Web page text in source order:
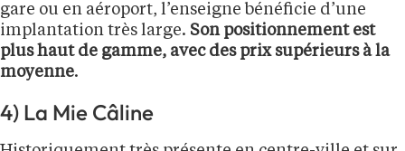
gare ou en aéroport, l’enseigne bénéficie d’une
implantation très large. Son positionnement est
plus haut de gamme, avec des prix supérieurs à la
moyenne.
4) La Mie Câline